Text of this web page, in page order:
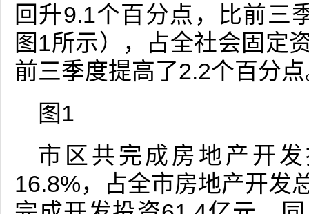
回升9.1个百分点，比前三
图1所示），占全社会固定
前三季度提高了2.2个百分
图1
市区共完成房地产开
16.8%，占全市房地产开发